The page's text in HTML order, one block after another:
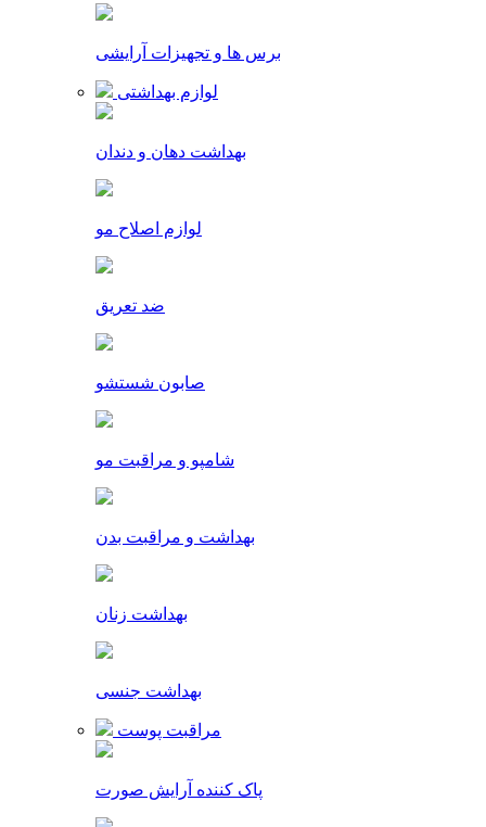
برس ها و تجهیزات آرایشی
لوازم بهداشتی
بهداشت دهان و دندان
لوازم اصلاح مو
ضد تعریق
صابون شستشو
شامپو و مراقبت مو
بهداشت و مراقبت بدن
بهداشت زنان
بهداشت جنسی
مراقبت پوست
پاک کننده آرایش صورت